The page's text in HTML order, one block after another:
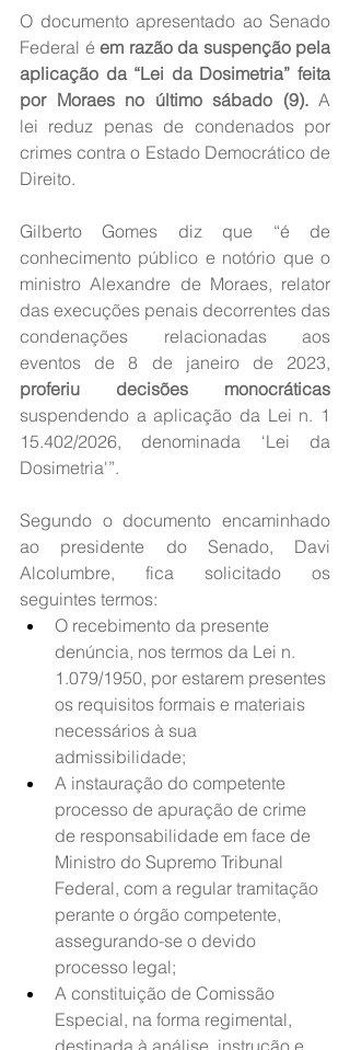
O documento apresentado ao Senado
Federal é em razão da suspenção pela
aplicação da “Lei da Dosimetria” feita
por Moraes no último sábado (9). A
lei reduz penas de condenados por
crimes contra o Estado Democrático de
Direito.
Gilberto Gomes diz que “é de
conhecimento público e notório que o
ministro Alexandre de Moraes, relator
das execuções penais decorrentes das
condenações relacionadas aos
eventos de 8 de janeiro de 2023,
proferiu decisões monocráticas
suspendendo a aplicação da Lei n. 1
15.402/2026, denominada ‘Lei da
Dosimetria'”.
Segundo o documento encaminhado
ao presidente do Senado, Davi
Alcolumbre, fica solicitado os
seguintes termos:
O recebimento da presente
denúncia, nos termos da Lei n.
1.079/1950, por estarem presentes
os requisitos formais e materiais
necessários à sua
admissibilidade;
A instauração do competente
processo de apuração de crime
de responsabilidade em face de
Ministro do Supremo Tribunal
Federal, com a regular tramitação
perante o órgão competente,
assegurando-se o devido
processo legal;
A constituição de Comissão
Especial, na forma regimental,